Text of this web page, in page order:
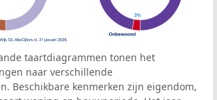
taartdiagrammen tonen het
naar verschillende
Beschikbare kenmerken zijn eigendom,